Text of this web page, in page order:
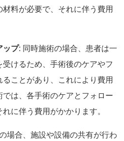
料が必要で、それに伴う費用
ップ: 同時施術の場合、患者は一
けるため、手術後のケアやフ
ることがあり、これにより費用
は、各手術のケアとフォロー
に伴う費用がかかります。
場合、施設や設備の共有が行わ